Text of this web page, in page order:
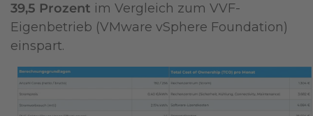
39,5 Prozent im Vergleich zum VVF-
Eigenbetrieb (VMware vSphere Foundation)
einspart.